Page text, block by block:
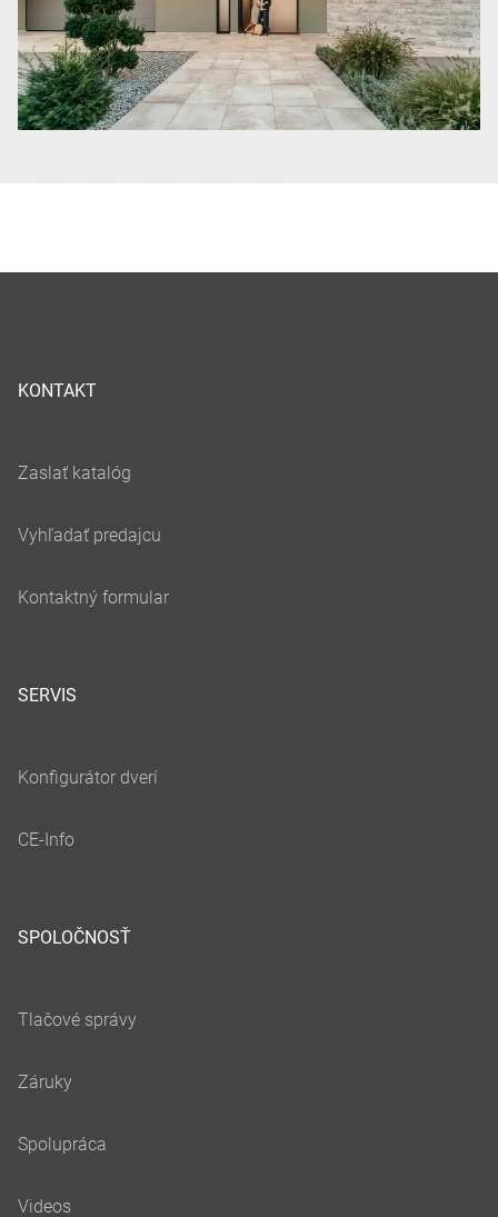
KONTAKT
SERVIS
SPOLOČNOSŤ